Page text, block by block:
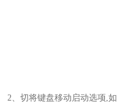
2 、切将键盘移动启动选项 ,